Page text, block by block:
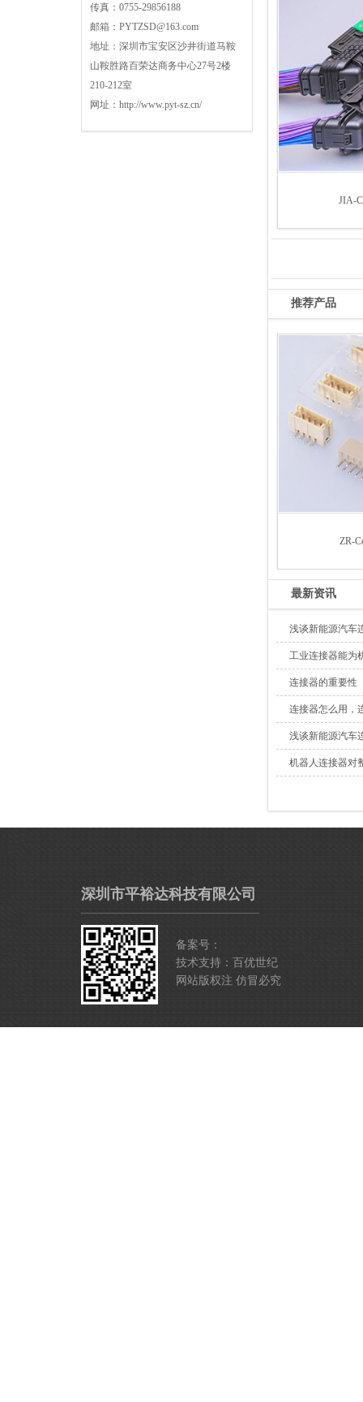
传真： 0755-29856188
邮箱： PYTZSD@163.com
地址： 深圳市宝安区沙井街道马鞍
山鞍胜路百荣达商务中心27号2楼
210-212室
网址： http://www.pyt-sz.cn/
JIA-
推荐产品
ZR-
最新资讯
浅谈新能源汽车
工业连接器能为
连接器的重要性
连接器怎么用，
浅谈新能源汽车
机器人连接器对
深圳市平裕达科技有限公司
备案号：
技术支持：百优世纪
网站版权注 仿冒必究